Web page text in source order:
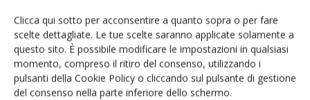
Clicca qui sotto per acconsentire a quanto sopra o per fare
scelte dettagliate. Le tue scelte saranno applicate solamente a
questo sito. È possibile modificare le impostazioni in qualsiasi
momento, compreso il ritiro del consenso, utilizzando i
pulsanti della Cookie Policy o cliccando sul pulsante di gestione
del consenso nella parte inferiore dello schermo.